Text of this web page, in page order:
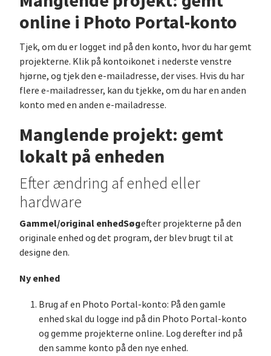
online i Photo Portal-konto
Tjek, om du er logget ind på den konto, hvor du har gemt
projekterne. Klik på kontoikonet i nederste venstre
hjørne, og tjek den e-mailadresse, der vises. Hvis du har
flere e-mailadresser, kan du tjekke, om du har en anden
konto med en anden e-mailadresse.
Manglende projekt: gemt
lokalt på enheden
Efter ændring af enhed eller
hardware
Gammel/original enhedSøgefter projekterne på den
originale enhed og det program, der blev brugt til at
designe den.
Ny enhed
Brug af en Photo Portal-konto: På den gamle
enhed skal du logge ind på din Photo Portal-konto
og gemme projekterne online. Log derefter ind på
den samme konto på den nye enhed.